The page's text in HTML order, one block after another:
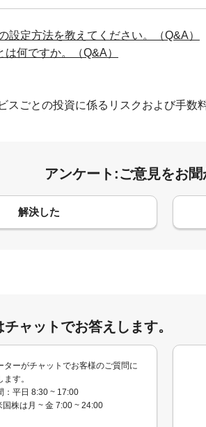
設定方法を教えてください。（Q&A）
何ですか。（Q&A）
スごとの投資に係るリスクおよび手数
アンケート:ご意見をお
解決した
ト
ャットでお答えします。
ターがチャットでお客様のご質問に
す。
：平日 8:30 ~ 17:00
国株は月 ~ 金 7:00 ~ 24:00